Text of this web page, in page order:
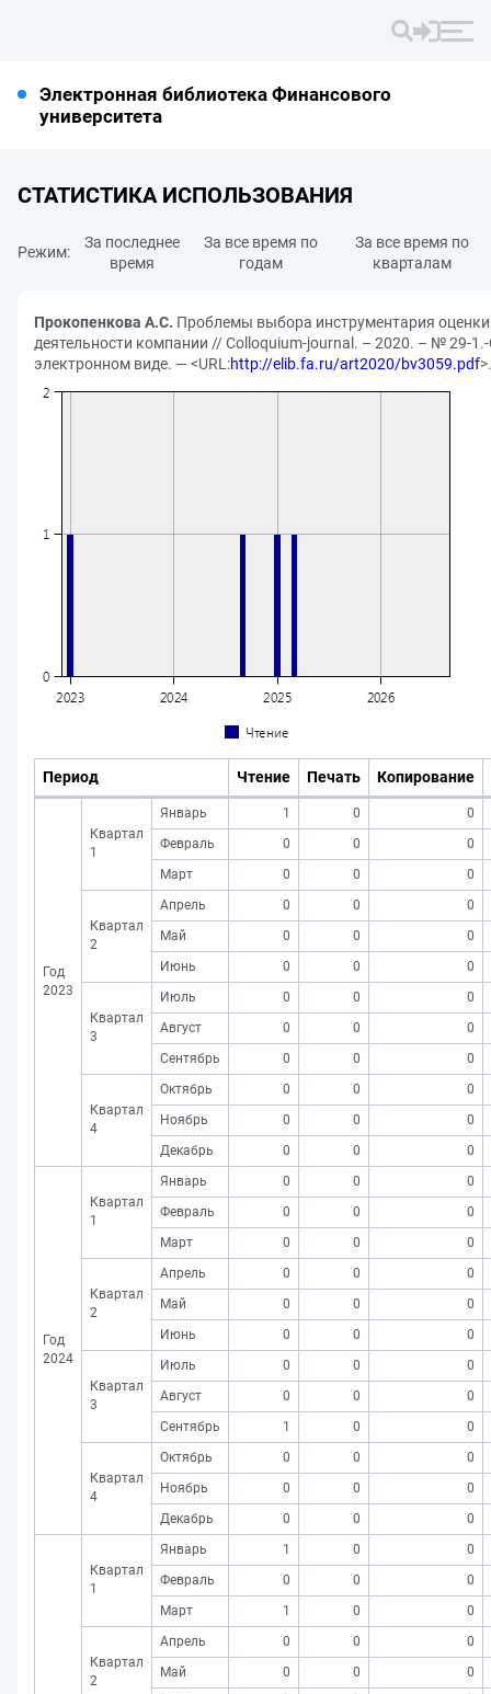
Электронная библиотека Финансового
университета
СТАТИСТИКА ИСПОЛЬЗОВАНИЯ
Режим:
За последнее
время
За все время по
годам
За все время по
кварталам
Прокопенкова А.С. Проблемы выбора инструментария
деятельности компании // Colloquium-journal. – 2020. – № 29-
электронном виде. — <URL:http://elib.fa.ru/art2020/bv3059.pdf>.
Период Чтение Печать Копирование
Год
2023
Квартал
1
Январь 1 0
0
Февраль
0 0
0
Март
0 0 0
Квартал
2
Апрель 0 0
0
Май
0 0
0
Июнь
0 0 0
Квартал
3
Июль 0 0
0
Август
0 0
0
Сентябрь
0 0 0
Квартал
4
Октябрь 0 0
0
Ноябрь
0 0
0
Декабрь
0 0 0
Год
2024
Квартал
1
Январь 0 0
0
Февраль
0 0
0
Март
0 0 0
Квартал
2
Апрель 0 0
0
Май
0 0
0
Июнь
0 0 0
Квартал
3
Июль 0 0
0
Август
0 0
0
Сентябрь
1 0 0
Квартал
4
Октябрь 0 0
0
Ноябрь
0 0
0
Декабрь
0 0 0
Квартал
1
Январь 1 0
0
Февраль
0 0
0
Март
1 0 0
Квартал
2
Апрель 0 0
0
Май
0 0
0